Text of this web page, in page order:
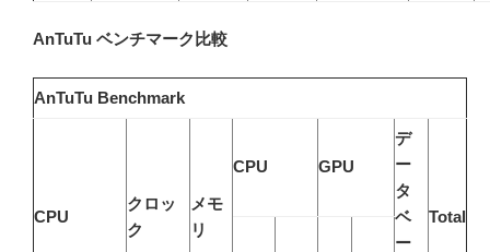
AnTuTu ベンチマーク比較
AnTuTu Benchmark
CPU
クロッ
ク
メモ
リ
CPU GPU
デ
ー
タ
ベ
ー
Total